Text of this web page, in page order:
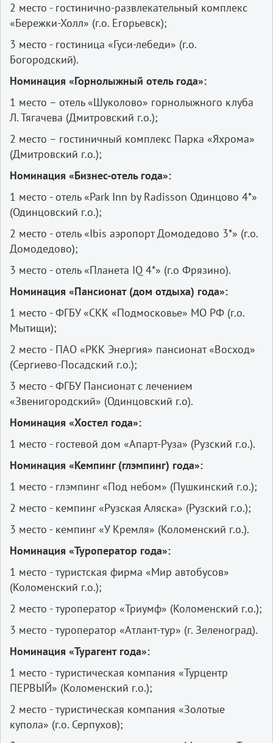
2 место - гостинично-развлекательный комплекс
«Бережки-Холл» (г.о. Егорьевск);
3 место - гостиница «Гуси-лебеди» (г.о.
Богородский).
Номинация «Горнолыжный отель года»:
1 место – отель «Шуколово» горнолыжного клуба
Л. Тягачева (Дмитровский г.о.);
2 место – гостиничный комплекс Парка «Яхрома»
(Дмитровский г.о.);
Номинация «Бизнес-отель года»:
1 место - отель «Park Inn by Radisson Одинцово 4*»
(Одинцовский г.о.);
2 место - отель «Ibis аэропорт Домодедово 3*» (г.о.
Домодедово);
3 место - отель «Планета IQ 4*» (г.о Фрязино).
Номинация «Пансионат (дом отдыха) года»:
1 место - ФГБУ «СКК «Подмосковье» МО РФ (г.о.
Мытищи);
2 место - ПАО «РКК Энергия» пансионат «Восход»
(Сергиево-Посадский г.о.);
3 место - ФГБУ Пансионат с лечением
«Звенигородский» (Одинцовский г.о).
Номинация «Хостел года»:
1 место - гостевой дом «Апарт-Руза» (Рузский г.о.).
Номинация «Кемпинг (глэмпинг) года»:
1 место - глэмпинг «Под небом» (Пушкинский г.о.);
2 место - кемпинг «Рузская Аляска» (Рузский г.о.);
3 место - кемпинг «У Кремля» (Коломенский г.о.).
Номинация «Туроператор года»:
1 место - туристская фирма «Мир автобусов»
(Коломенский г.о.);
2 место - туроператор «Триумф» (Коломенский г.о.);
3 место - туроператор «Атлант-тур» (г. Зеленоград).
Номинация «Турагент года»:
1 место - туристическая компания «Турцентр
ПЕРВЫЙ» (Коломенский г.о.);
2 место - туристическая компания «Золотые
купола» (г.о. Серпухов);